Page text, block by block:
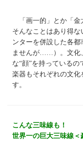
「画一的」とか「
そんなことはあり得
ンターを併設した各
ませんが……）。文化
な“顔”を持っているの
楽器もそれぞれの文
す。
こんな三味線も！
世界一の巨大三味線＜